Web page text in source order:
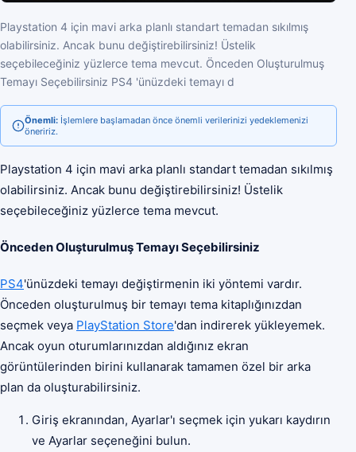
Playstation 4 için mavi arka planlı standart temadan sıkılmış
olabilirsiniz. Ancak bunu değiştirebilirsiniz! Üstelik
seçebileceğiniz yüzlerce tema mevcut. Önceden Oluşturulmuş
Temayı Seçebilirsiniz PS4 'ünüzdeki temayı d
Önemli: İşlemlere başlamadan önce önemli verilerinizi yedeklemenizi
öneririz.
Playstation 4 için mavi arka planlı standart temadan sıkılmış
olabilirsiniz. Ancak bunu değiştirebilirsiniz! Üstelik
seçebileceğiniz yüzlerce tema mevcut.
Önceden Oluşturulmuş Temayı Seçebilirsiniz
PS4'ünüzdeki temayı değiştirmenin iki yöntemi vardır.
Önceden oluşturulmuş bir temayı tema kitaplığınızdan
seçmek veya PlayStation Store'dan indirerek yükleyemek.
Ancak oyun oturumlarınızdan aldığınız ekran
görüntülerinden birini kullanarak tamamen özel bir arka
plan da oluşturabilirsiniz.
Giriş ekranından, Ayarlar'ı seçmek için yukarı kaydırın
ve Ayarlar seçeneğini bulun.